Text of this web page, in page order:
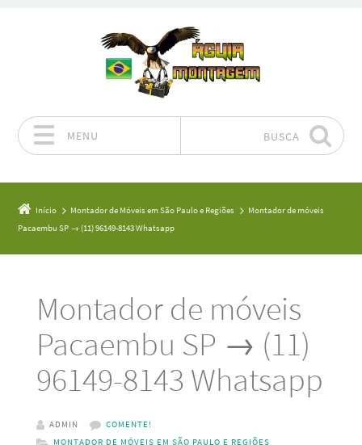
MENU BUSCA
Início Montador de Móveis em São Paulo e Regiões
Montador de móveis
Pacaembu SP → (11) 96149-8143 Whatsapp
Montador de móveis
Pacaembu SP → (11)
96149-8143 Whatsapp
ADMIN
COMENTE!
MONTADOR DE MÓVEIS EM SÃO PAULO E REGIÕES